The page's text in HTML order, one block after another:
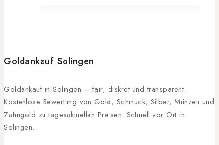
Goldankauf Solingen
Goldankauf in Solingen – fair, diskret und transparent.
Kostenlose Bewertung von Gold, Schmuck, Silber, Münzen und
Zahngold zu tagesaktuellen Preisen. Schnell vor Ort in
Solingen.